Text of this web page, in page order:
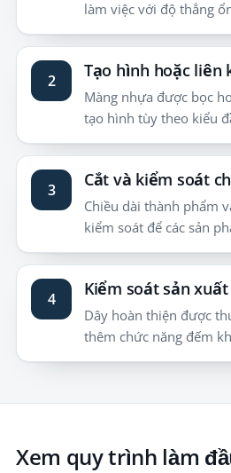
làm việc với độ thẳng
2 Tạo hình hoặc liên
Màng nhựa được bọc
tạo hình tùy theo kiểu
3 Cắt và kiểm soát
Chiều dài thành phẩm
kiểm soát để các sản
4 Kiểm soát sản
Dây hoàn thiện được
thêm chức năng đếm
Xem quy trình làm